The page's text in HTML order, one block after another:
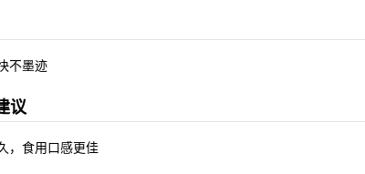
不墨迹
议
，食用口感更佳